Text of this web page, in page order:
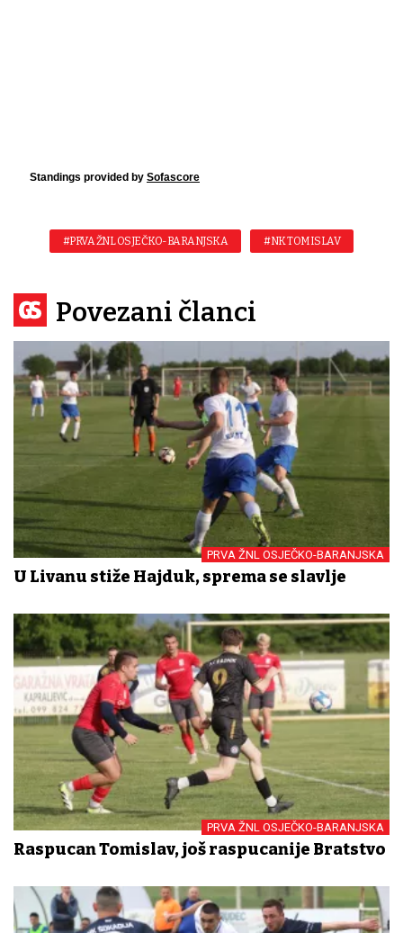
Standings provided by Sofascore
#PRVA ŽNL OSJEČKO-BARANJSKA #NK TOMISLAV
Povezani članci
PRVA ŽNL OSJEČKO-BARANJSKA
U Livanu stiže Hajduk, sprema se slavlje
PRVA ŽNL OSJEČKO-BARANJSKA
Raspucan Tomislav, još raspucanije Bratstvo